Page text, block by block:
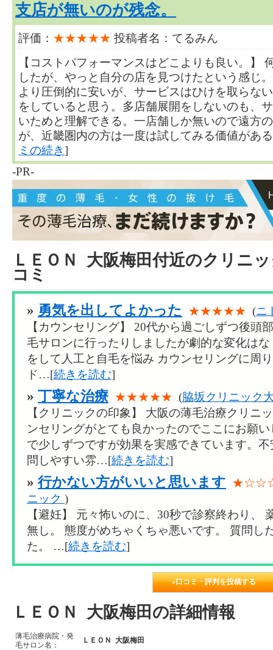
支店が無いのが残念。
評価： ★★★★★ 投稿者名：てるみん
【コストパフォーマンスはどこよりも良い。】
したが、やっと自分の店を見つけたという感じ
より圧倒的に安いが、サービスはひけを取らな
をしていると思う。多店舗展開をしないのも、
いためと理解できる。一店舗しか無いので遠方
が、近畿圏内の方は一度は試してみる価値があ
ミの続き]
-PR-
ＬＥＯＮ 大阪梅田付近のクリニ
コミ
» 勇気を出してよかった ★★★★★ (ニ
【カウンセリング】 20代から過ごしずつ後頭
毛サロンに行ったりしましたが劇的な変化は
をして人工と自毛を悩み カウンセリングに周
ド…[続きを読む]
» 丁寧な治療 ★★★★★ (脇坂クリニック
【クリニックの印象】 大阪の薄毛治療クリニ
ンセリングがとても良かったのでここにお願
で少しずつですが効果を実感できています。
問しやすい雰…[続きを読む]
» 行かない方がいいと思います
ニック )
【避妊】 元々怖いのに、30秒で診察終わり、
無し。 態度がめちゃくちゃ悪いです。 質問し
た。 …[続きを読む]
»口コミ・評判を投稿する
ＬＥＯＮ 大阪梅田の詳細情報
薄毛治療病院・発
毛サロン名：
ＬＥＯＮ 大阪梅田